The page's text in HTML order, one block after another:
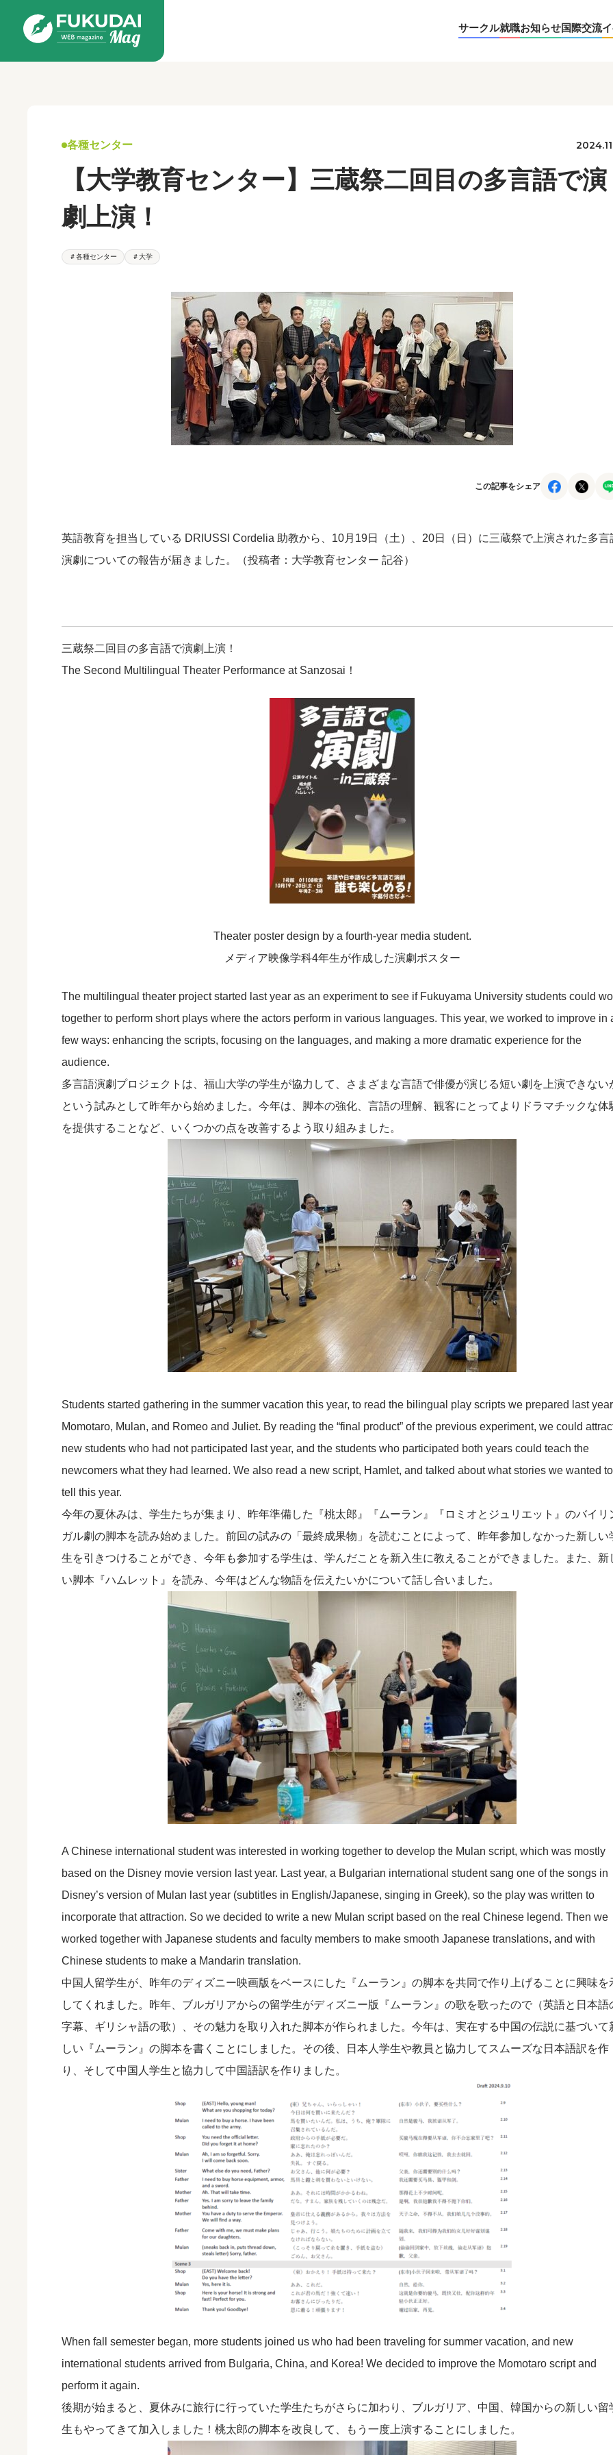
サークル就職お知らせ国際交流
各種センター
【大学教育センター】三蔵祭二回目の多言語で演
劇上演！
＃各種センター ＃大学
この記事をシェア
英語教育を担当している DRIUSSI Cordelia 助教から、10月19日（土）、20日（日）に三蔵祭で上演された多言
演劇についての報告が届きました。（投稿者：大学教育センター 記谷）
三蔵祭二回目の多言語で演劇上演！
The Second Multilingual Theater Performance at Sanzosai！
Theater poster design by a fourth-year media student.
メディア映像学科4年生が作成した演劇ポスター
The multilingual theater project started last year as an experiment to see if Fukuyama University students could
together to perform short plays where the actors perform in various languages. This year, we worked to improve in
few ways: enhancing the scripts, focusing on the languages, and making a more dramatic experience for the
audience.
多言語演劇プロジェクトは、福山大学の学生が協力して、さまざまな言語で俳優が演じる短い劇を上演できない
という試みとして昨年から始めました。今年は、脚本の強化、言語の理解、観客にとってよりドラマチックな体
を提供することなど、いくつかの点を改善するよう取り組みました。
Students started gathering in the summer vacation this year, to read the bilingual play scripts we prepared last
Momotaro, Mulan, and Romeo and Juliet. By reading the “final product” of the previous experiment, we could
new students who had not participated last year, and the students who participated both years could teach the
newcomers what they had learned. We also read a new script, Hamlet, and talked about what stories we wanted to
tell this year.
今年の夏休みは、学生たちが集まり、昨年準備した『桃太郎』『ムーラン』『ロミオとジュリエット』のバイリ
ガル劇の脚本を読み始めました。前回の試みの「最終成果物」を読むことによって、昨年参加しなかった新しい
生を引きつけることができ、今年も参加する学生は、学んだことを新入生に教えることができました。また、新
い脚本『ハムレット』を読み、今年はどんな物語を伝えたいかについて話し合いました。
A Chinese international student was interested in working together to develop the Mulan script, which was mostly
based on the Disney movie version last year. Last year, a Bulgarian international student sang one of the songs in
Disney’s version of Mulan last year (subtitles in English/Japanese, singing in Greek), so the play was written to
incorporate that attraction. So we decided to write a new Mulan script based on the real Chinese legend. Then we
worked together with Japanese students and faculty members to make smooth Japanese translations, and with
Chinese students to make a Mandarin translation.
中国人留学生が、昨年のディズニー映画版をベースにした『ムーラン』の脚本を共同で作り上げることに興味を
してくれました。昨年、ブルガリアからの留学生がディズニー版『ムーラン』の歌を歌ったので（英語と日本語
字幕、ギリシャ語の歌）、その魅力を取り入れた脚本が作られました。今年は、実在する中国の伝説に基づいて
しい『ムーラン』の脚本を書くことにしました。その後、日本人学生や教員と協力してスムーズな日本語訳を作
り、そして中国人学生と協力して中国語訳を作りました。
When fall semester began, more students joined us who had been traveling for summer vacation, and new
international students arrived from Bulgaria, China, and Korea! We decided to improve the Momotaro script and
perform it again.
後期が始まると、夏休みに旅行に行っていた学生たちがさらに加わり、ブルガリア、中国、韓国からの新しい留
生もやってきて加入しました！桃太郎の脚本を改良して、もう一度上演することにしました。